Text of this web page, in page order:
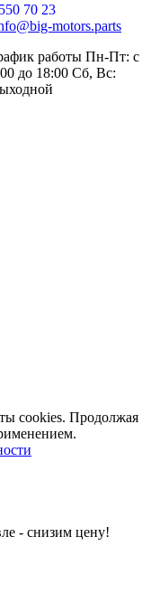
70 23
motors.parts
работы Пн-Пт: с
до 18:00 Сб, Вс:
cookies. Продолжая
- снизим цену!